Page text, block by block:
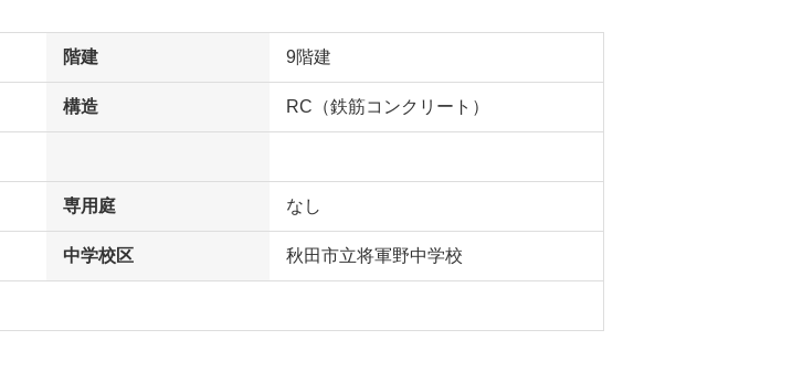
階建 9階建
構造 RC（鉄筋コンクリート）
専用庭 なし
中学校区 秋田市立将軍野中学校